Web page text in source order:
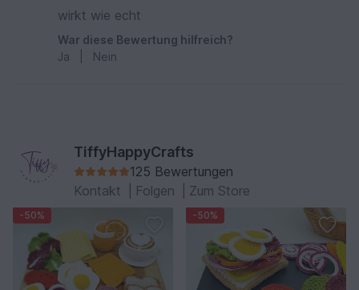
wirkt wie echt
War diese Bewertung hilfreich?
Ja
Nein
TiffyHappyCrafts
125 Bewertungen
Kontakt
Folgen Zum Store
-50% -50%